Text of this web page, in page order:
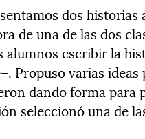
dos
de una de las dos
alumnos escribir la
Propuso varias
dando forma para
seleccionó una de